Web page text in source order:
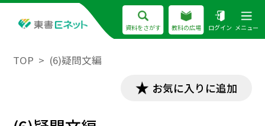
資料をさがす 教科の広場 ログイン メニュー
TOP (6)疑問文編
お気に入りに追加